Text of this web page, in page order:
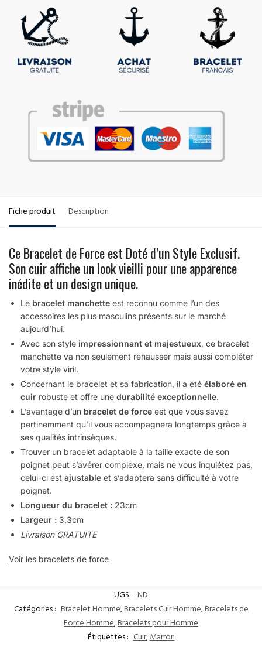
Fiche produit Description
Ce Bracelet de Force est Doté d’un Style Exclusif.
Son cuir affiche un look vieilli pour une apparence
inédite et un design unique.
Le bracelet manchette est reconnu comme l’un des
accessoires les plus masculins présents sur le marché
aujourd’hui.
Avec son style impressionnant et majestueux, ce bracelet
manchette va non seulement rehausser mais aussi compléter
votre style viril.
Concernant le bracelet et sa fabrication, il a été élaboré en
cuir robuste et offre une durabilité exceptionnelle.
L’avantage d’un bracelet de force est que vous savez
pertinemment qu’il vous accompagnera longtemps grâce à
ses qualités intrinsèques.
Trouver un bracelet adaptable à la taille exacte de son
poignet peut s’avérer complexe, mais ne vous inquiétez pas,
celui-ci est ajustable et s’adaptera sans difficulté à votre
poignet.
Longueur du bracelet : 23cm
Largeur : 3,3cm
Livraison GRATUITE
Voir les bracelets de force
UGS : ND
Catégories : Bracelet Homme,Bracelets Cuir Homme,Bracelets de
Force Homme,Bracelets pour Homme
Étiquettes : Cuir,Marron